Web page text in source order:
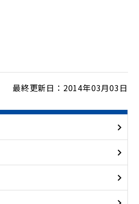
最終更新日：2014年03月03日